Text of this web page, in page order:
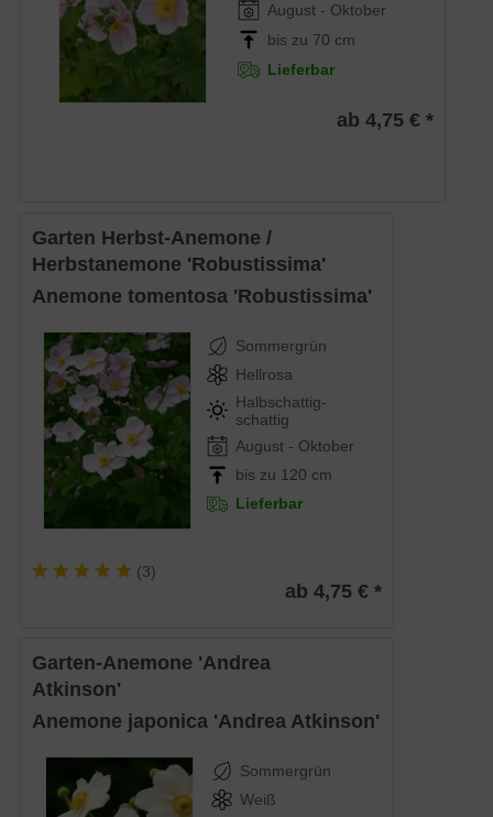
August - Oktober
bis zu 70 cm
Lieferbar
ab 4,75 € *
Garten Herbst-Anemone /
Herbstanemone 'Robustissima'
Anemone tomentosa 'Robustissima'
Sommergrün
Hellrosa
Halbschattig-
schattig
August - Oktober
bis zu 120 cm
Lieferbar
(3)
ab 4,75 € *
Garten-Anemone 'Andrea
Atkinson'
Anemone japonica 'Andrea Atkinson'
Sommergrün
Weiß